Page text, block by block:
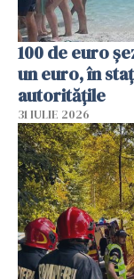
100 de euro
un euro, în
autoritățile
31 IULIE 2026